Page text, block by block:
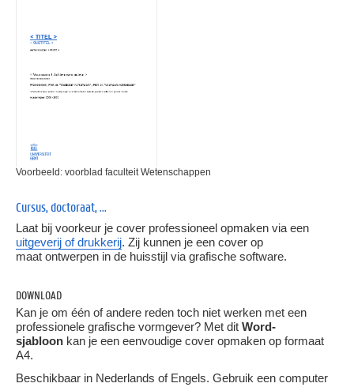
Voorbeeld: voorblad faculteit Wetenschappen
Cursus, doctoraat, ...
Laat bij voorkeur je cover professioneel opmaken via een
uitgeverij of drukkerij. Zij kunnen je een cover op
maat ontwerpen in de huisstijl via grafische software.
DOWNLOAD
Kan je om één of andere reden toch niet werken met een
professionele grafische vormgever? Met dit Word-
sjabloon kan je een eenvoudige cover opmaken op formaat
A4.
Beschikbaar in Nederlands of Engels. Gebruik een computer